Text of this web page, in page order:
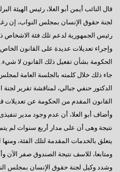
قال النائب أيمن أبو العلا، رئيس الهيئة
لجنة حقوق الإنسان بمجلس النواب، إن
رئيس الجمهورية لدعم تلك فئة الاشخاص
وإجراء تعديلات عديدة على القانون الخاص
الحكومة بشأن تفعيل ذلك القانون لا شيء.
جاء ذلك خلال كلمته بالجلسة العامة
الدكتور حنفي جبالي، لمناقشة تقرير
القانون المقدم من الحكومة عن تعديلات
وأضاف أبو العلا، أن عدم وجود مدير
نتيجة وهى أن على مدار أربع سنوات لم
يتعلق بالخدمات المقدمة لتلك الفئة،
ومتابعا، للاسف نتيجة الصندوق صفر
وشدد وكيل لجنة حقوق الإنسان بمجلس